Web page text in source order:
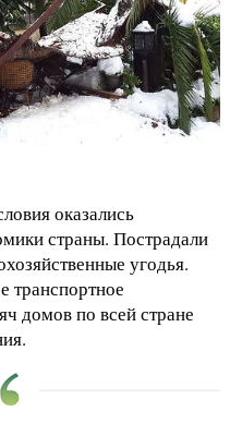
оказались
страны. Пострадали
угодья.
транспортное
домов по всей стране